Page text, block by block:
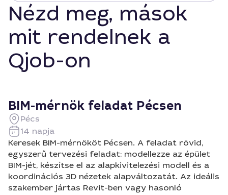
Nézd meg, mások
mit rendelnek a
Qjob-on
BIM-mérnök feladat Pécsen
Pécs
14 napja
Keresek BIM-mérnököt Pécsen. A feladat rövid,
egyszerű tervezési feladat: modellezze az épület
BIM-jét, készítse el az alapkivitelezési modell és a
koordinációs 3D nézetek alapváltozatát. Az ideális
szakember jártas Revit-ben vagy hasonló